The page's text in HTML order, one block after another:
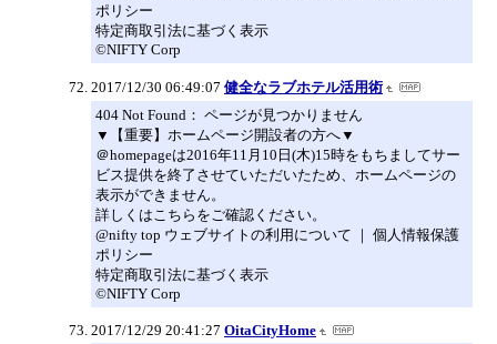
ポリシー
特定商取引法に基づく表示
©NIFTY Corp
2017/12/30 06:49:07 健全なラブホテル活用術
404 Not Found： ページが見つかりません
▼【重要】ホームページ開設者の方へ▼
＠homepageは2016年11月10日(木)15時をもちましてサー
ビス提供を終了させていただいたため、ホームページの
表示ができません。
詳しくはこちらをご確認ください。
@nifty top ウェブサイトの利用について ｜ 個人情報保護
ポリシー
特定商取引法に基づく表示
©NIFTY Corp
2017/12/29 20:41:27 OitaCityHome